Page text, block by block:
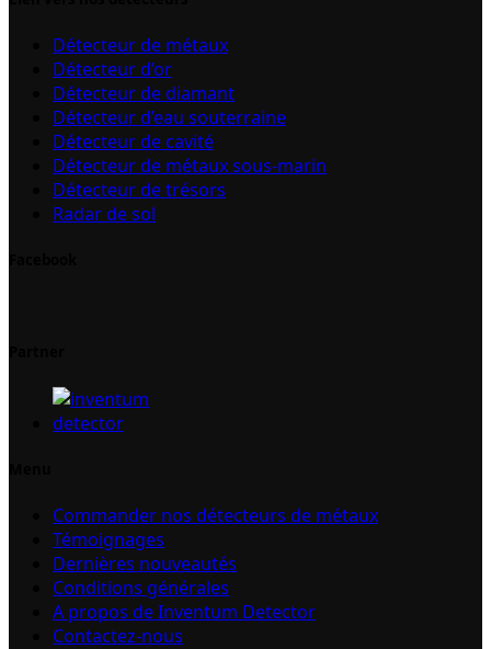
Détecteur de métaux
Détecteur d’or
Détecteur de diamant
Détecteur d’eau souterraine
Détecteur de cavité
Détecteur de métaux sous-marin
Détecteur de trésors
Radar de sol
Commander nos détecteurs de métaux
Témoignages
Dernières nouveautés
Conditions générales
A propos de Inventum Detector
Contactez-nous